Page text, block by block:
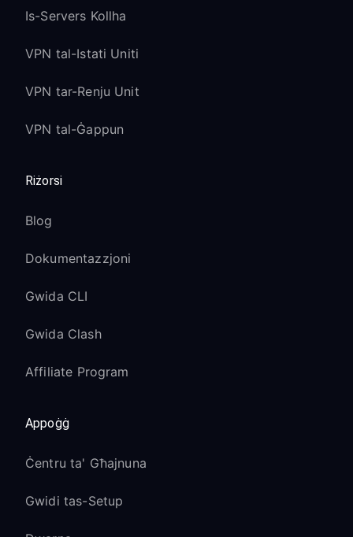
Is-Servers Kollha
VPN tal-Istati Uniti
VPN tar-Renju Unit
VPN tal-Ġappun
Riżorsi
Blog
Dokumentazzjoni
Gwida CLI
Gwida Clash
Affiliate Program
Appoġġ
Ċentru ta' Għajnuna
Gwidi tas-Setup